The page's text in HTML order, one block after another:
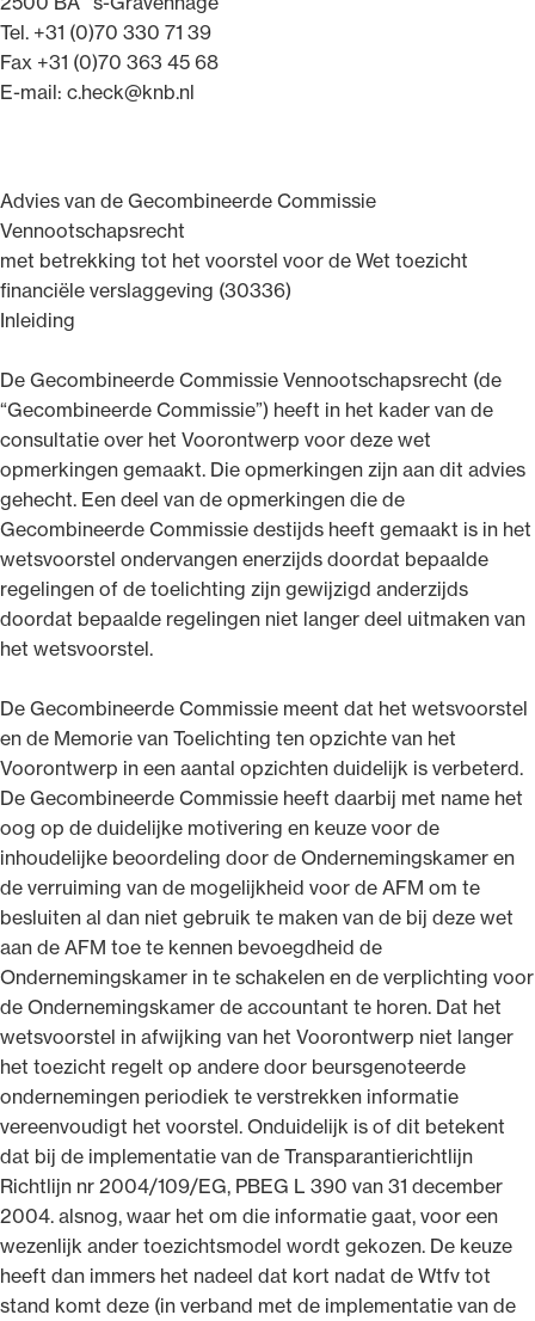
Tel. +31 (0)70 330 71 39
Fax +31 (0)70 363 45 68
E-mail: c.heck@knb.nl
Advies van de Gecombineerde Commissie
Vennootschapsrecht
met betrekking tot het voorstel voor de Wet toezicht
financiële verslaggeving (30336)
Inleiding
De Gecombineerde Commissie Vennootschapsrecht (de
“Gecombineerde Commissie”) heeft in het kader van de
consultatie over het Voorontwerp voor deze wet
opmerkingen gemaakt. Die opmerkingen zijn aan dit advies
gehecht. Een deel van de opmerkingen die de
Gecombineerde Commissie destijds heeft gemaakt is in het
wetsvoorstel ondervangen enerzijds doordat bepaalde
regelingen of de toelichting zijn gewijzigd anderzijds
doordat bepaalde regelingen niet langer deel uitmaken van
het wetsvoorstel.
De Gecombineerde Commissie meent dat het wetsvoorstel
en de Memorie van Toelichting ten opzichte van het
Voorontwerp in een aantal opzichten duidelijk is verbeterd.
De Gecombineerde Commissie heeft daarbij met name het
oog op de duidelijke motivering en keuze voor de
inhoudelijke beoordeling door de Ondernemingskamer en
de verruiming van de mogelijkheid voor de AFM om te
besluiten al dan niet gebruik te maken van de bij deze wet
aan de AFM toe te kennen bevoegdheid de
Ondernemingskamer in te schakelen en de verplichting voor
de Ondernemingskamer de accountant te horen. Dat het
wetsvoorstel in afwijking van het Voorontwerp niet langer
het toezicht regelt op andere door beursgenoteerde
ondernemingen periodiek te verstrekken informatie
vereenvoudigt het voorstel. Onduidelijk is of dit betekent
dat bij de implementatie van de Transparantierichtlijn
Richtlijn nr 2004/109/EG, PBEG L 390 van 31 december
2004. alsnog, waar het om die informatie gaat, voor een
wezenlijk ander toezichtsmodel wordt gekozen. De keuze
heeft dan immers het nadeel dat kort nadat de Wtfv tot
stand komt deze (in verband met de implementatie van de